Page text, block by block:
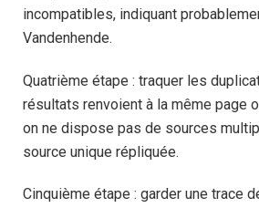
incompatibles, indiquant
Vandenhende.
Quatrième étape : traquer les
résultats renvoient à la même page
on ne dispose pas de sources
source unique répliquée.
Cinquième étape : garder une trace